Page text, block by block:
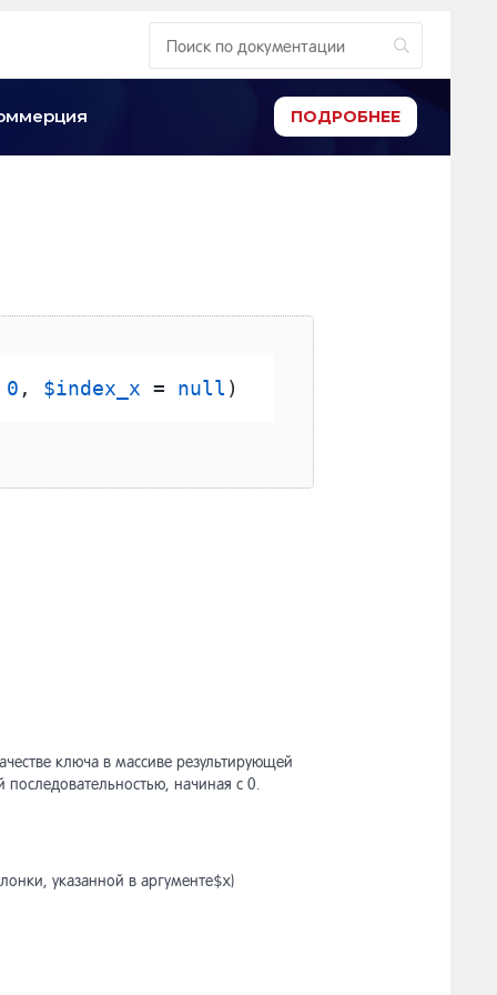
ПОДРОБНЕЕ
0 , $index_x = null)
ключа в массиве результирующей
начиная с 0.
указанной в аргументе$x)